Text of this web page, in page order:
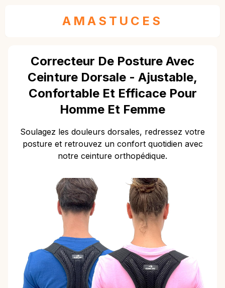
AMASTUCES
Correcteur De Posture Avec
Ceinture Dorsale - Ajustable,
Confortable Et Efficace Pour
Homme Et Femme
Soulagez les douleurs dorsales, redressez votre
posture et retrouvez un confort quotidien avec
notre ceinture orthopédique.